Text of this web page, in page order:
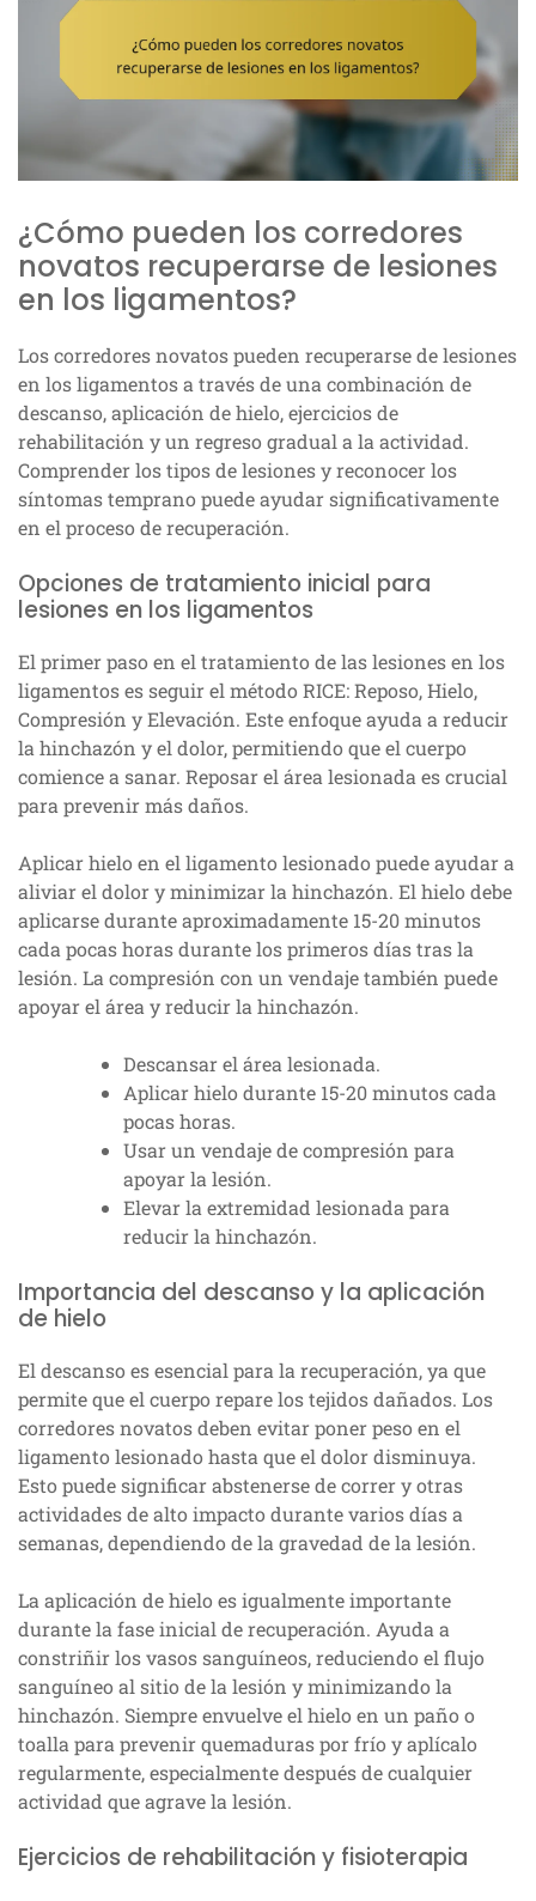
¿Cómo pueden los corredores
novatos recuperarse de lesiones
en los ligamentos?
Los corredores novatos pueden recuperarse de lesiones
en los ligamentos a través de una combinación de
descanso, aplicación de hielo, ejercicios de
rehabilitación y un regreso gradual a la actividad.
Comprender los tipos de lesiones y reconocer los
síntomas temprano puede ayudar significativamente
en el proceso de recuperación.
Opciones de tratamiento inicial para
lesiones en los ligamentos
El primer paso en el tratamiento de las lesiones en los
ligamentos es seguir el método RICE: Reposo, Hielo,
Compresión y Elevación. Este enfoque ayuda a reducir
la hinchazón y el dolor, permitiendo que el cuerpo
comience a sanar. Reposar el área lesionada es crucial
para prevenir más daños.
Aplicar hielo en el ligamento lesionado puede ayudar a
aliviar el dolor y minimizar la hinchazón. El hielo debe
aplicarse durante aproximadamente 15-20 minutos
cada pocas horas durante los primeros días tras la
lesión. La compresión con un vendaje también puede
apoyar el área y reducir la hinchazón.
Descansar el área lesionada.
Aplicar hielo durante 15-20 minutos cada
pocas horas.
Usar un vendaje de compresión para
apoyar la lesión.
Elevar la extremidad lesionada para
reducir la hinchazón.
Importancia del descanso y la aplicación
de hielo
El descanso es esencial para la recuperación, ya que
permite que el cuerpo repare los tejidos dañados. Los
corredores novatos deben evitar poner peso en el
ligamento lesionado hasta que el dolor disminuya.
Esto puede significar abstenerse de correr y otras
actividades de alto impacto durante varios días a
semanas, dependiendo de la gravedad de la lesión.
La aplicación de hielo es igualmente importante
durante la fase inicial de recuperación. Ayuda a
constriñir los vasos sanguíneos, reduciendo el flujo
sanguíneo al sitio de la lesión y minimizando la
hinchazón. Siempre envuelve el hielo en un paño o
toalla para prevenir quemaduras por frío y aplícalo
regularmente, especialmente después de cualquier
actividad que agrave la lesión.
Ejercicios de rehabilitación y fisioterapia